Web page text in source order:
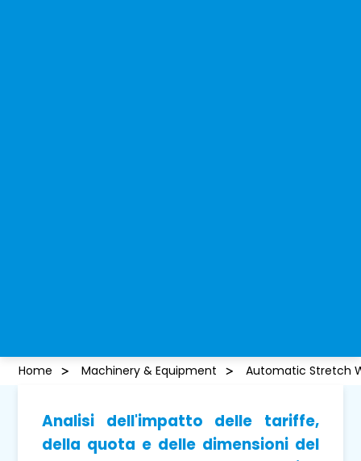
Home Machinery & Equipment Automatic Stretch
Analisi dell'impatto delle tariffe,
della quota e delle dimensioni del